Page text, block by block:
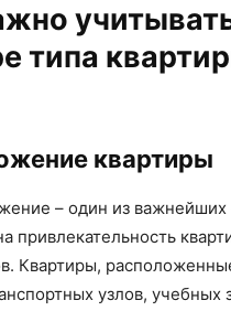
типа
квартиры
– один из важнейших
привлекательность
Квартиры,
узлов, учебных